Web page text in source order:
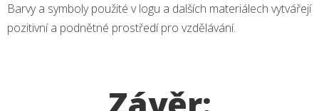
Barvy a symboly použité v logu a dalších materiálech vytvářejí
pozitivní a podnětné prostředí pro vzdělávání.